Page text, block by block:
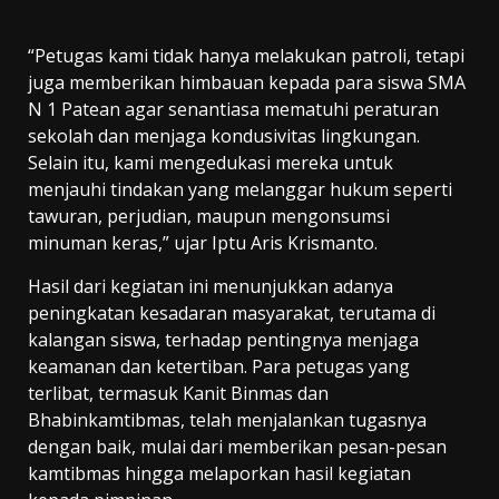
“Petugas kami tidak hanya melakukan patroli, tetapi
juga memberikan himbauan kepada para siswa SMA
N 1 Patean agar senantiasa mematuhi peraturan
sekolah dan menjaga kondusivitas lingkungan.
Selain itu, kami mengedukasi mereka untuk
menjauhi tindakan yang melanggar hukum seperti
tawuran, perjudian, maupun mengonsumsi
minuman keras,” ujar Iptu Aris Krismanto.
Hasil dari kegiatan ini menunjukkan adanya
peningkatan kesadaran masyarakat, terutama di
kalangan siswa, terhadap pentingnya menjaga
keamanan dan ketertiban. Para petugas yang
terlibat, termasuk Kanit Binmas dan
Bhabinkamtibmas, telah menjalankan tugasnya
dengan baik, mulai dari memberikan pesan-pesan
kamtibmas hingga melaporkan hasil kegiatan